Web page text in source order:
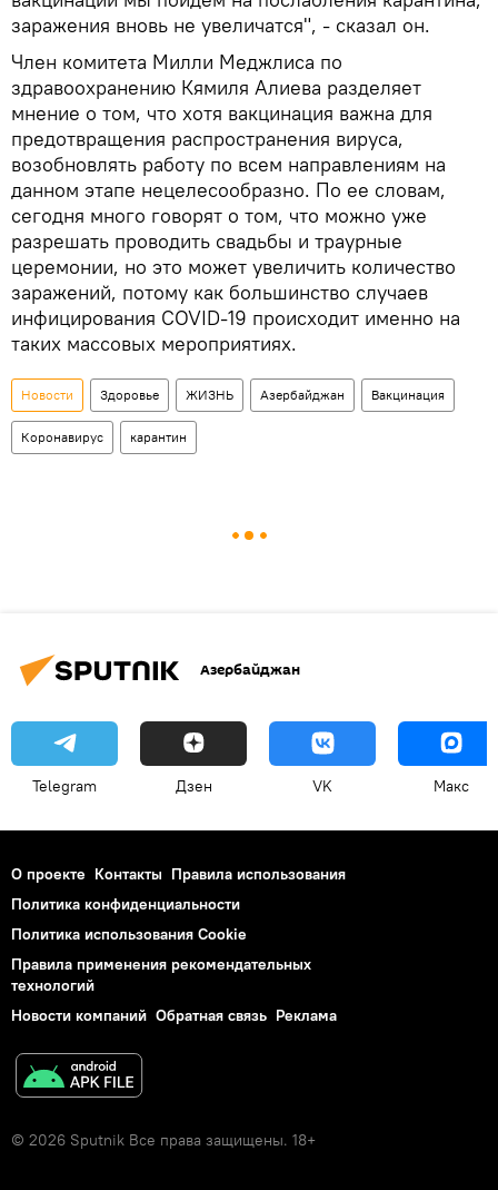
заражения вновь не увеличатся", - сказал он.
Член комитета Милли Меджлиса по
здравоохранению Кямиля Алиева разделяет
мнение о том, что хотя вакцинация важна для
предотвращения распространения вируса,
возобновлять работу по всем направлениям на
данном этапе нецелесообразно. По ее словам,
сегодня много говорят о том, что можно уже
разрешать проводить свадьбы и траурные
церемонии, но это может увеличить количество
заражений, потому как большинство случаев
инфицирования COVID-19 происходит именно на
таких массовых мероприятиях.
Новости Здоровье ЖИЗНЬ Азербайджан Вакцинация
Коронавирус карантин
Азербайджан
Telegram Дзен VK Макс
О проекте Контакты Правила использования
Политика конфиденциальности
Политика использования Cookie
Правила применения рекомендательных
технологий
Новости компаний Обратная связь Реклама
© 2026 Sputnik Все права защищены. 18+